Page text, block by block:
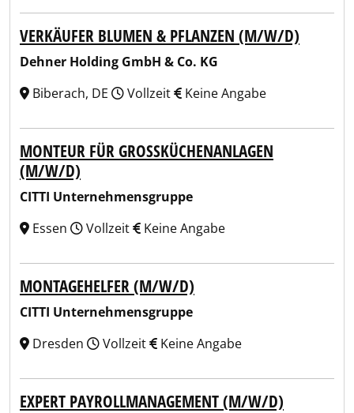
VERKÄUFER BLUMEN & PFLANZEN (M/W/D)
Dehner Holding GmbH & Co. KG
Biberach, DE
Vollzeit Keine Angabe
MONTEUR FÜR GROSSKÜCHENANLAGEN (
M/W/D)
CITTI Unternehmensgruppe
Essen
Vollzeit Keine Angabe
MONTAGEHELFER (M/W/D)
CITTI Unternehmensgruppe
Dresden
Vollzeit Keine Angabe
EXPERT PAYROLLMANAGEMENT (M/W/D)